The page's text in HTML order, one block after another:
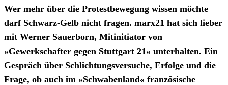
Wer mehr über die Protestbewegung wissen möchte
darf Schwarz-Gelb nicht fragen. marx21 hat sich lieber
mit Werner Sauerborn, Mitinitiator von
»Gewerkschafter gegen Stuttgart 21« unterhalten. Ein
Gespräch über Schlichtungsversuche, Erfolge und die
Frage, ob auch im »Schwabenland« französische